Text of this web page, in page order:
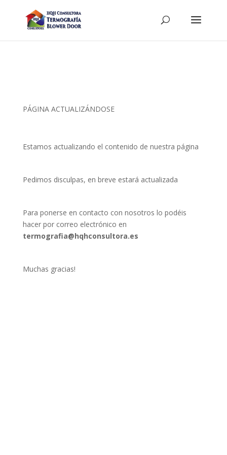
PÁGINA ACTUALIZÁNDOSE
Estamos actualizando el contenido de nuestra página
Pedimos disculpas, en breve estará actualizada
Para ponerse en contacto con nosotros lo podéis
hacer por correo electrónico en
termografia@hqhconsultora.es
Muchas gracias!